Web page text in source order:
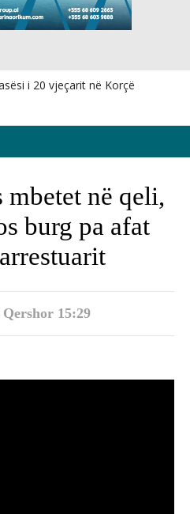
i 20 vjeçarit në Korçë
në qeli,
burg pa afat
15:29